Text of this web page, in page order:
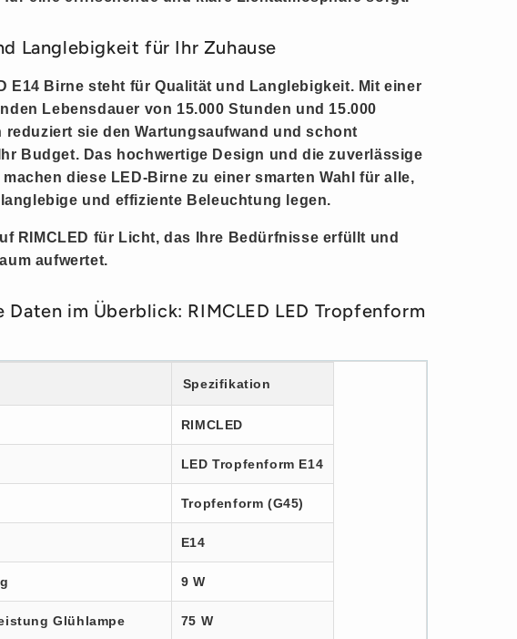
Langlebigkeit für Ihr Zuhause
E14 Birne steht für Qualität und Langlebigkeit. Mit einer
Lebensdauer von 15.000 Stunden und 15.000
reduziert sie den Wartungsaufwand und schont
Budget. Das hochwertige Design und die zuverlässige
diese LED-Birne zu einer smarten Wahl für alle,
und effiziente Beleuchtung legen.
RIMCLED für Licht, das Ihre Bedürfnisse erfüllt und
aufwertet.
Daten im Überblick: RIMCLED LED Tropfenform
Spezifikation
RIMCLED
LED Tropfenform E14
Tropfenform (G45)
E14
9 W
Glühlampe 75 W